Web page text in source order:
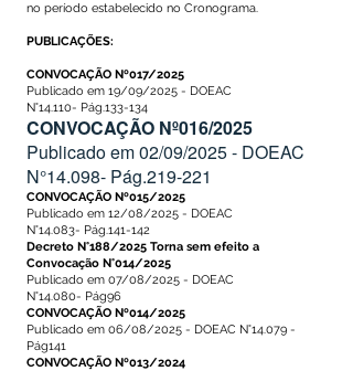
no período estabelecido no Cronograma.
PUBLICAÇÕES:
CONVOCAÇÃO Nº017/2025
Publicado em 19/09/2025 - DOEAC
N°14.110- Pág.133-134
CONVOCAÇÃO Nº016/2025
Publicado em 02/09/2025 - DOEAC
N°14.098- Pág.219-221
CONVOCAÇÃO Nº015/2025
Publicado em 12/08/2025 - DOEAC
N°14.083- Pág.141-142
Decreto N°188/2025 Torna sem efeito a
Convocação N°014/2025
Publicado em 07/08/2025 - DOEAC
N°14.080- Pág96
CONVOCAÇÃO Nº014/2025
Publicado em 06/08/2025 - DOEAC N°14.079 -
Pág141
CONVOCAÇÃO Nº013/2024